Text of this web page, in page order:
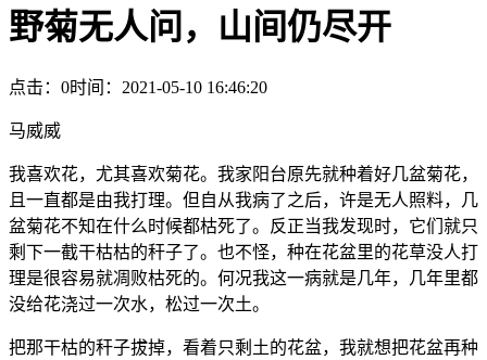
野菊无人问，山间仍尽开
点击：0时间：2021-05-10 16:46:20
马威威
我喜欢花，尤其喜欢菊花。我家阳台原先就种着好几盆菊花，
且一直都是由我打理。但自从我病了之后，许是无人照料，几
盆菊花不知在什么时候都枯死了。反正当我发现时，它们就只
剩下一截干枯枯的秆子了。也不怪，种在花盆里的花草没人打
理是很容易就凋败枯死的。何况我这一病就是几年，几年里都
没给花浇过一次水，松过一次土。
把那干枯的秆子拔掉，看着只剩土的花盆，我就想把花盆再种